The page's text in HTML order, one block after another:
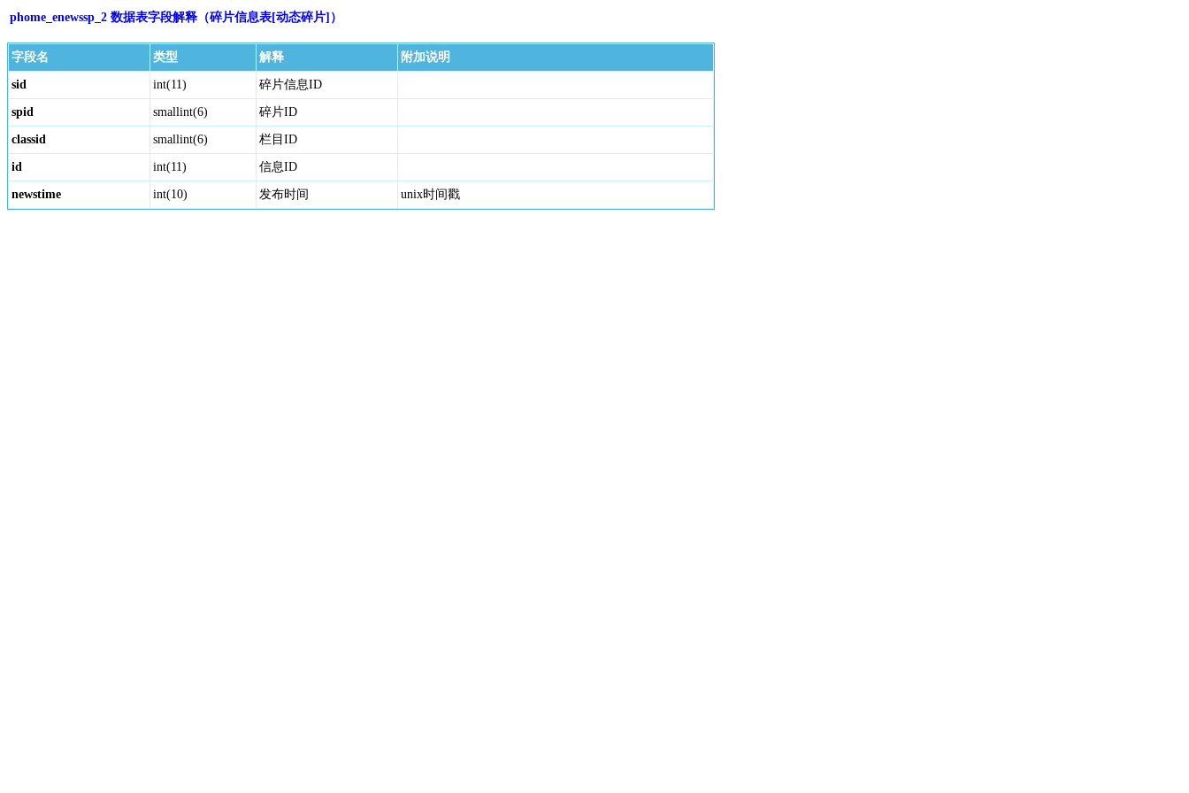
phome_enewssp_2 数据表字段解释（碎片信息表[动态碎片]）
字段名 类型 解释 附加说明
sid int(11) 碎片信息ID
spid smallint(6) 碎片ID
classid smallint(6) 栏目ID
id int(11) 信息ID
newstime int(10) 发布时间 unix时间戳